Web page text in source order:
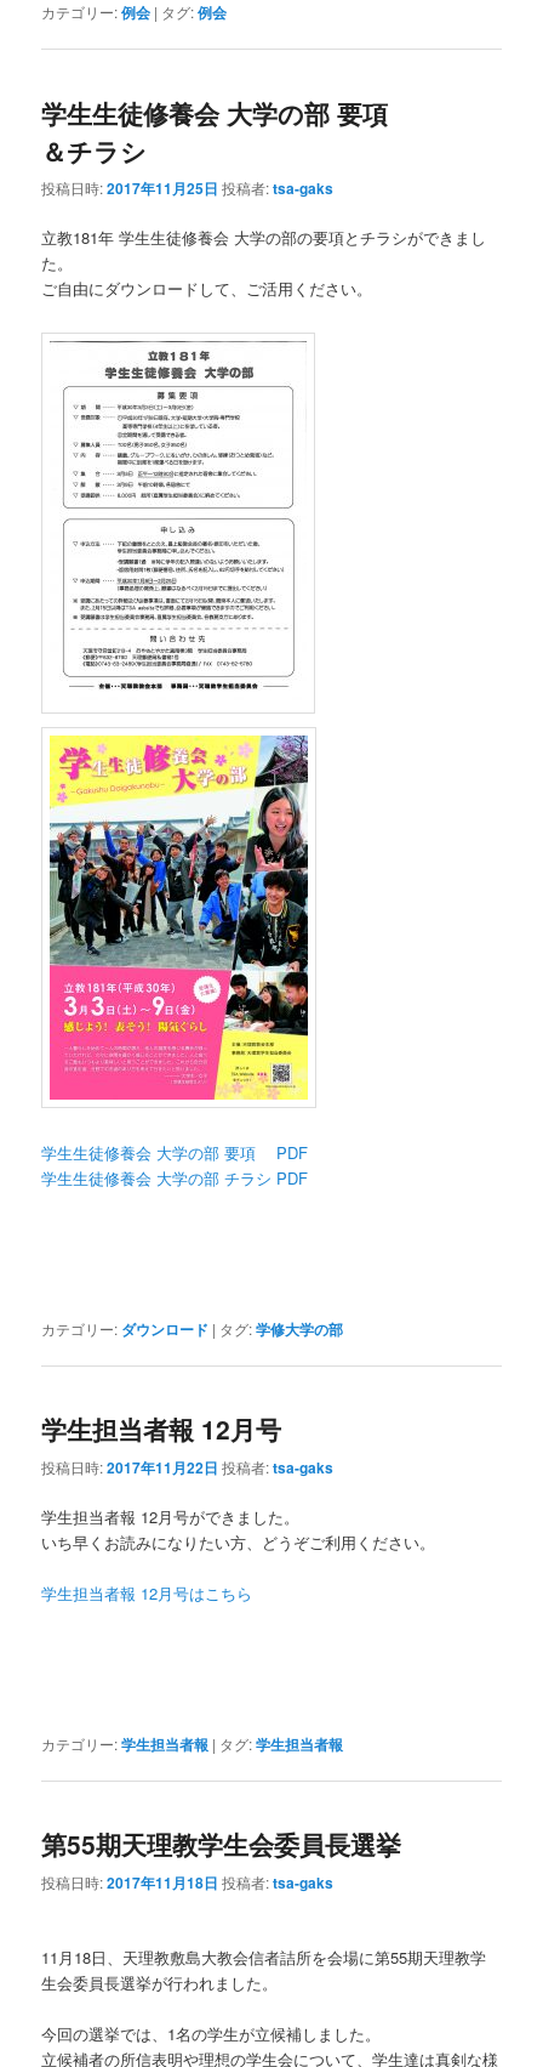
カテゴリー:例会 | タグ:例会
学生生徒修養会 大学の部 要項
＆チラシ
投稿日時:2017年11月25日 投稿者:tsa-gaks
立教181年 学生生徒修養会 大学の部の要項とチラシができまし
た。
ご自由にダウンロードして、ご活用ください。
学生生徒修養会 大学の部 要項 PDF
学生生徒修養会 大学の部 チラシ PDF
カテゴリー: ダウンロード | タグ:学修大学の部
学生担当者報 12月号
投稿日時:2017年11月22日 投稿者:tsa-gaks
学生担当者報 12月号ができました。
いち早くお読みになりたい方、どうぞご利用ください。
学生担当者報 12月号はこちら
カテゴリー:学生担当者報 | タグ:学生担当者報
第55期天理教学生会委員長選挙
投稿日時:2017年11月18日 投稿者:tsa-gaks
11月18日、天理教敷島大教会信者詰所を会場に第55期天理教学
生会委員長選挙が行われました。
今回の選挙では、1名の学生が立候補しました。
立候補者の所信表明や理想の学生会について、学生達は真剣な様